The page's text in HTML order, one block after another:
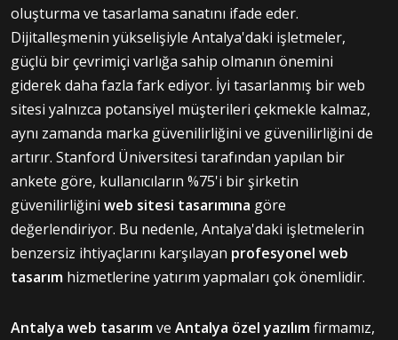
oluşturma ve tasarlama sanatını ifade eder.
Dijitalleşmenin yükselişiyle Antalya'daki işletmeler,
güçlü bir çevrimiçi varlığa sahip olmanın önemini
giderek daha fazla fark ediyor. İyi tasarlanmış bir web
sitesi yalnızca potansiyel müşterileri çekmekle kalmaz,
aynı zamanda marka güvenilirliğini ve güvenilirliğini de
artırır. Stanford Üniversitesi tarafından yapılan bir
ankete göre, kullanıcıların %75'i bir şirketin
güvenilirliğini web sitesi tasarımına göre
değerlendiriyor. Bu nedenle, Antalya'daki işletmelerin
benzersiz ihtiyaçlarını karşılayan profesyonel web
tasarım hizmetlerine yatırım yapmaları çok önemlidir.
Antalya web tasarımve Antalya özel yazılımfirmamız,